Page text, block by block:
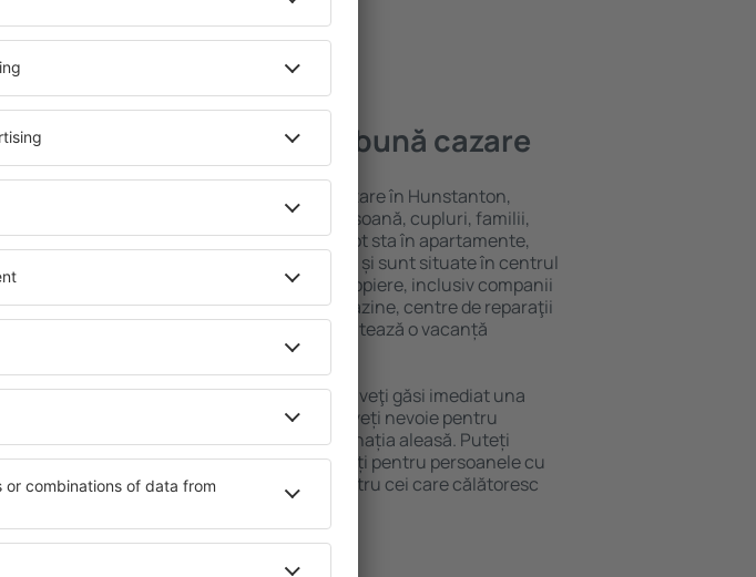
în Hunstanton
Hunstanton – cea mai bună cazare
Puteți alege dintr-o ofertă variată de cazare în Hunstanton,
inclusiv proprietăți pentru o singură persoană, cupluri, familii,
persoane ȋn vârstă și grupuri. Oaspeţii pot sta în apartamente,
hoteluri și pensiuni care oferă intimitate și sunt situate în centrul
orașului Hunstanton. Facilitățile din apropiere, inclusiv companii
de închirieri auto, transport public, magazine, centre de reparaţii
și locuri de relaxare sau distracţie, garantează o vacanță
Dacă doriţi cazare de lux în Hunstanton, veţi găsi imediat una
care să se potrivească. Veți găsi tot ce aveți nevoie pentru
vacanță sau călătoria de afaceri la destinația aleasă. Puteți
rezerva cazare în Hunstanton cu facilități pentru persoanele cu
dizabilități, sugari și copii, precum și pentru cei care călătoresc